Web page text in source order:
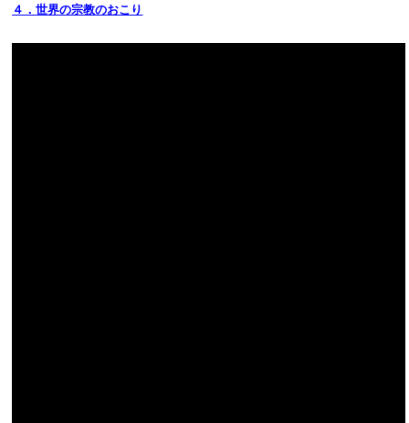
４．世界の宗教のおこり